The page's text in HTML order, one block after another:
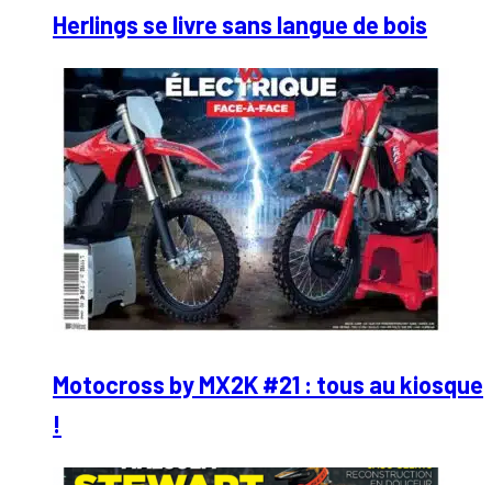
Herlings se livre sans langue de bois
Motocross by MX2K #21 : tous au kiosque
!